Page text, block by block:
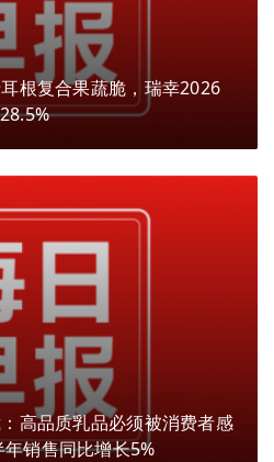
根复合果蔬脆，瑞幸2026
高品质乳品必须被消费者感
销售同比增长5%